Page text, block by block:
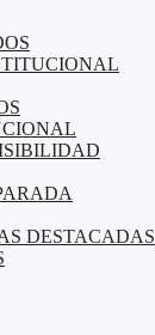
DESTACADAS